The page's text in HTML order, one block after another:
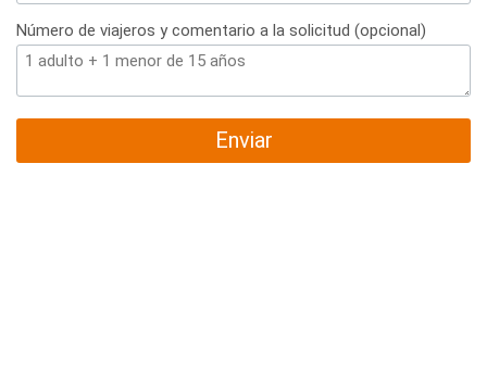
Número de viajeros y comentario a la solicitud (opcional)
Enviar